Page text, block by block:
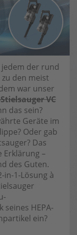
der rund
den meist
war unser
VC
das sein?
Geräte im
Oder gab
Das
–
des Guten.
in-1-Lösung à
seines HEPA-
ein?